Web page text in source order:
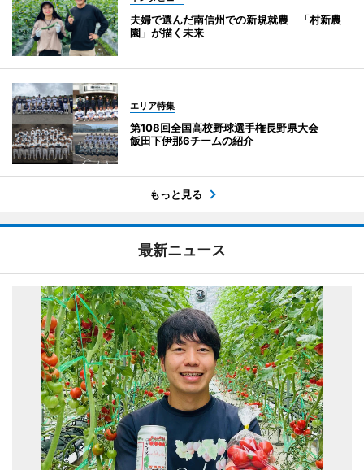
夫婦で選んだ南信州での新規就農 「村新農
園」が描く未来
エリア特集
第108回全国高校野球選手権長野県大会
飯田下伊那6チームの紹介
もっと見る
最新ニュース